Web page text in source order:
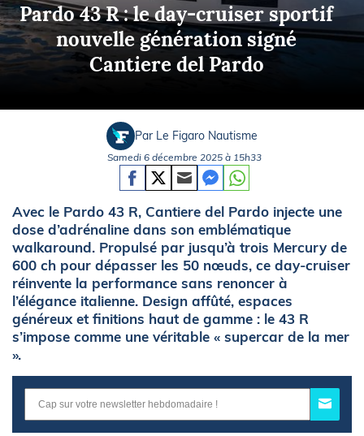
Pardo 43 R : le day-cruiser sportif
nouvelle génération signé
Cantiere del Pardo
Par Le Figaro Nautisme
Samedi 6 décembre 2025 à 15h33
Avec le Pardo 43 R, Cantiere del Pardo injecte une
dose d’adrénaline dans son emblématique
walkaround. Propulsé par jusqu’à trois Mercury de
600 ch pour dépasser les 50 nœuds, ce day-cruiser
réinvente la performance sans renoncer à
l’élégance italienne. Design affûté, espaces
généreux et finitions haut de gamme : le 43 R
s’impose comme une véritable « supercar de la mer
».